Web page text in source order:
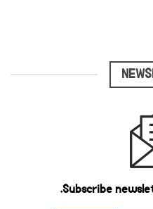
Subscribe